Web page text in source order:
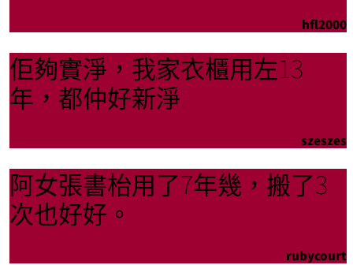
hfl2000
佢夠實淨，我家衣櫃用左13
年，都仲好新淨
szeszes
阿女張書枱用了7年幾，搬了3
次也好好。
rubycourt